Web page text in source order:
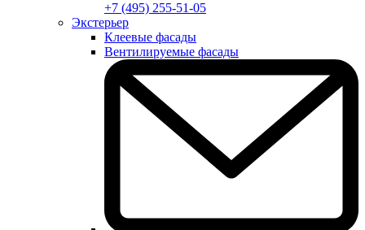
+7 (495) 255-51-05
Экстерьер
Клеевые фасады
Вентилируемые фасады